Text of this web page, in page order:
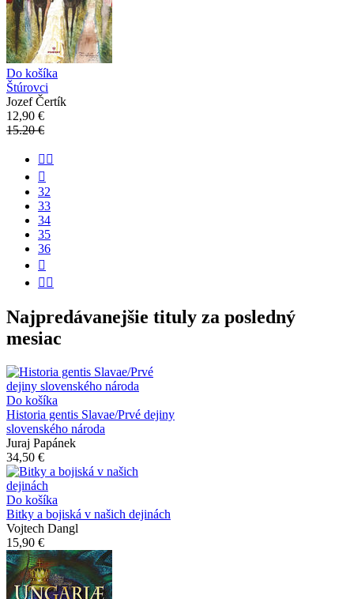
Do košíka
Štúrovci
Jozef Čertík
12,90 €
15.20 €


32
33
34
35
36


Najpredávanejšie tituly za posledný
mesiac
Do košíka
Historia gentis Slavae/Prvé dejiny
slovenského národa
Juraj Papánek
34,50 €
Do košíka
Bitky a bojiská v našich dejinách
Vojtech Dangl
15,90 €